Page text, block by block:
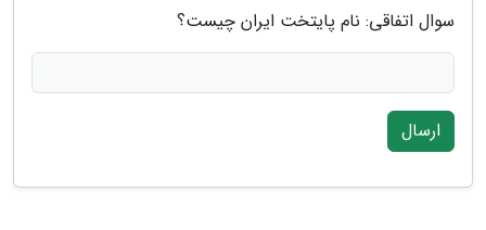
سوال اتفاقی: نام پایتخت ایران چیست؟
ارسال